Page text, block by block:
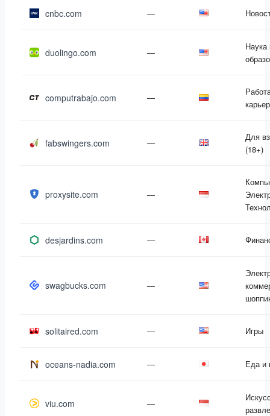
cnbc.com —
duolingo.com —
Наука
computrabajo.com —
fabswingers.com —
Для
(18+)
proxysite.com —
desjardins.com —
swagbucks.com —
solitaired.com — Игры
oceans-nadia.com — Еда и
viu.com —